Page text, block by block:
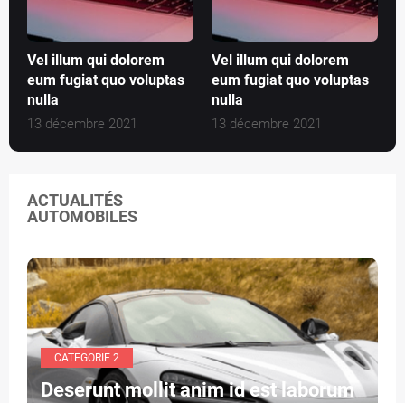
Vel illum qui dolorem
eum fugiat quo voluptas
nulla
13 décembre 2021
Vel illum qui dolorem
eum fugiat quo voluptas
nulla
13 décembre 2021
ACTUALITÉS
AUTOMOBILES
CATEGORIE 2
Deserunt mollit anim id est laborum